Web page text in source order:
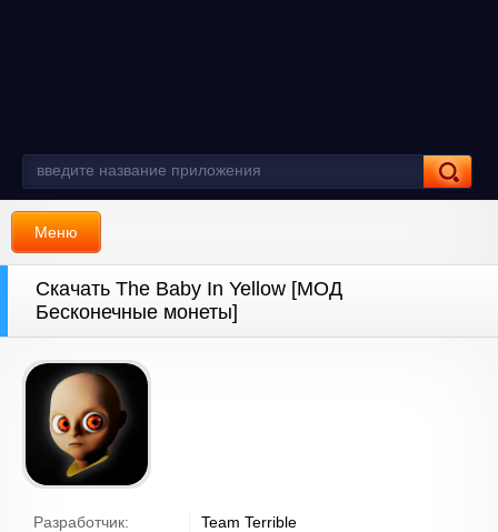
Меню
Скачать The Baby In Yellow [МОД
Бесконечные монеты]
Разработчик:
Team Terrible